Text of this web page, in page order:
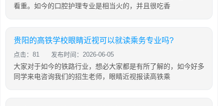
看重。如今的口腔护理专业是相当火的，并且很吃香
贵阳的高铁学校眼睛近视可以就读乘务专业吗?
点击：81 发布时间：2026-06-05
大家对于如今的铁路行业，想必大家都是有所了解的，如今好多
同学来电咨询我们的招生老师，眼睛近视报读高铁乘